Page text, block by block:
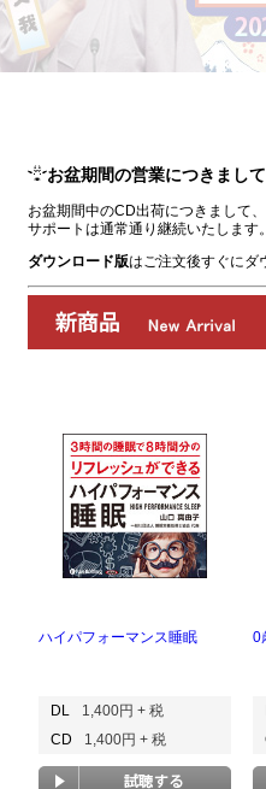
お盆期間の営業につきまして
お盆期間中のCD出荷につきまして
サポートは通常通り継続いたします
ダウンロード版はご注文後すぐにダ
00:00/00:00
ハイパフォーマンス睡眠
DL
1,400円 + 税
CD
1,400円 + 税
0